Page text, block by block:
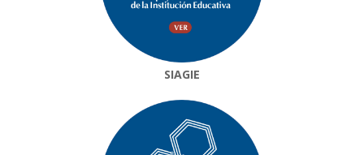
SIAGIE